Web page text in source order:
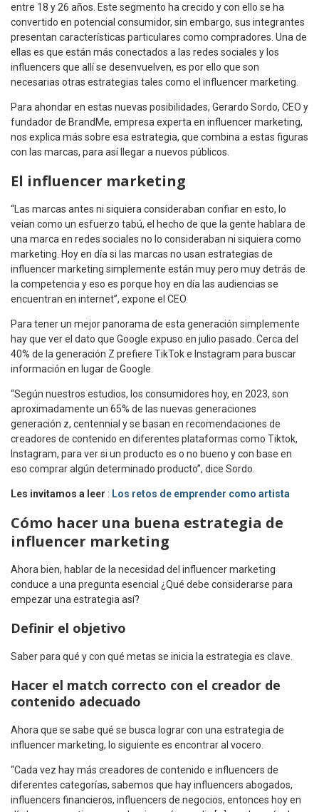
entre 18 y 26 años. Este segmento ha crecido y con ello se ha
convertido en potencial consumidor, sin embargo, sus integrantes
presentan características particulares como compradores. Una de
ellas es que están más conectados a las redes sociales y los
influencers que allí se desenvuelven, es por ello que son
necesarias otras estrategias tales como el influencer marketing.
Para ahondar en estas nuevas posibilidades, Gerardo Sordo, CEO y
fundador de BrandMe, empresa experta en influencer marketing,
nos explica más sobre esa estrategia, que combina a estas figuras
con las marcas, para así llegar a nuevos públicos.
El influencer marketing
“Las marcas antes ni siquiera consideraban confiar en esto, lo
veían como un esfuerzo tabú, el hecho de que la gente hablara de
una marca en redes sociales no lo consideraban ni siquiera como
marketing. Hoy en día si las marcas no usan estrategias de
influencer marketing simplemente están muy pero muy detrás de
la competencia y eso es porque hoy en día las audiencias se
encuentran en internet”, expone el CEO.
Para tener un mejor panorama de esta generación simplemente
hay que ver el dato que Google expuso en julio pasado. Cerca del
40% de la generación Z prefiere TikTok e Instagram para buscar
información en lugar de Google.
“Según nuestros estudios, los consumidores hoy, en 2023, son
aproximadamente un 65% de las nuevas generaciones
generación z, centennial y se basan en recomendaciones de
creadores de contenido en diferentes plataformas como Tiktok,
Instagram, para ver si un producto es o no bueno y con base en
eso comprar algún determinado producto”, dice Sordo.
Les invitamos a leer : Los retos de emprender como artista
Cómo hacer una buena estrategia de
influencer marketing
Ahora bien, hablar de la necesidad del influencer marketing
conduce a una pregunta esencial ¿Qué debe considerarse para
empezar una estrategia así?
Definir el objetivo
Saber para qué y con qué metas se inicia la estrategia es clave.
Hacer el match correcto con el creador de
contenido adecuado
Ahora que se sabe qué se busca lograr con una estrategia de
influencer marketing, lo siguiente es encontrar al vocero.
“Cada vez hay más creadores de contenido e influencers de
diferentes categorías, sabemos que hay influencers abogados,
influencers financieros, influencers de negocios, entonces hoy en